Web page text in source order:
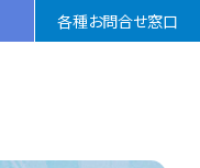
各種お問合せ窓口